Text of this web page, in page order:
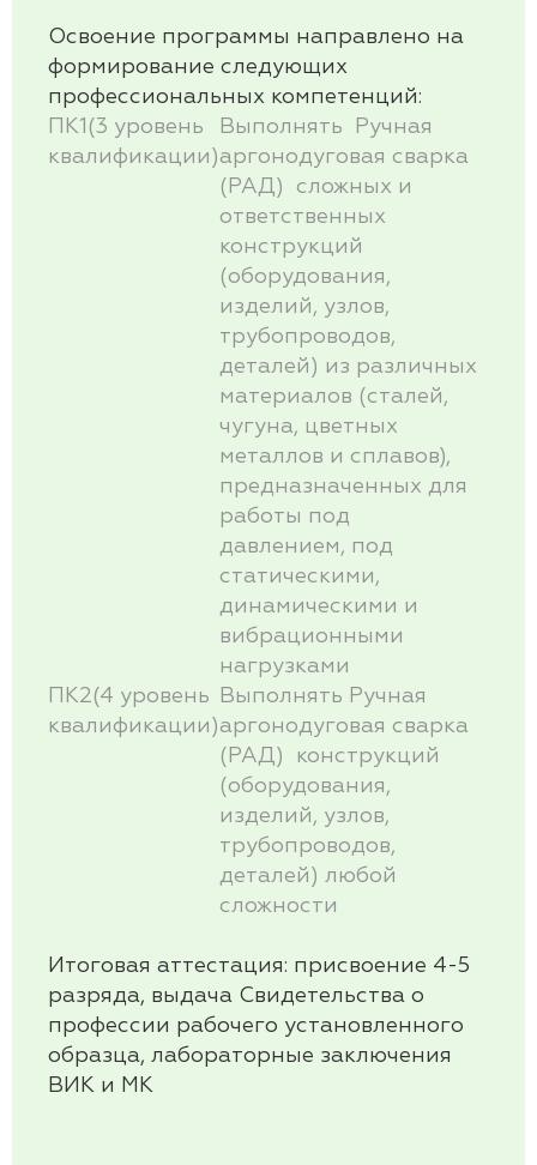
Освоение программы направлено на
формирование следующих
профессиональных компетенций:
ПК1(3 уровень
квалификации)
Выполнять Ручная
аргонодуговая сварка
(РАД) сложных и
ответственных
конструкций
(оборудования,
изделий, узлов,
трубопроводов,
деталей) из различных
материалов (сталей,
чугуна, цветных
металлов и сплавов),
предназначенных для
работы под
давлением, под
статическими,
динамическими и
вибрационными
нагрузками
ПК2(4 уровень
квалификации)
Выполнять Ручная
аргонодуговая сварка
(РАД) конструкций
(оборудования,
изделий, узлов,
трубопроводов,
деталей) любой
сложности
Итоговая аттестация: присвоение 4-5
разряда, выдача Свидетельства о
профессии рабочего установленного
образца, лабораторные заключения
ВИК и МК